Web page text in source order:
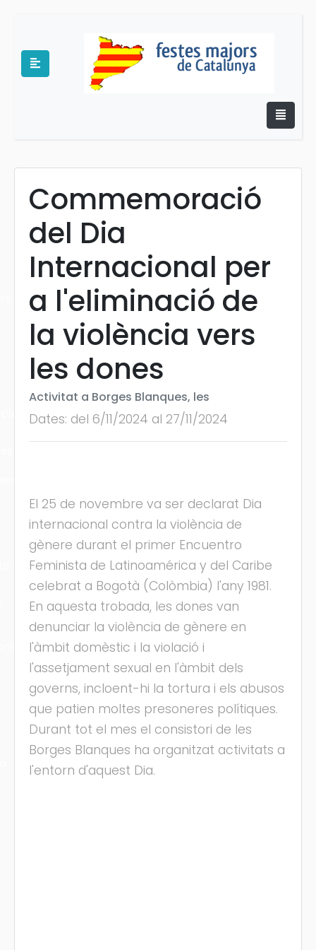
Commemoració
del Dia
Internacional per
a l'eliminació de
la violència vers
les dones
Activitat a Borges Blanques, les
Dates: del 6/11/2024 al 27/11/2024
El 25 de novembre va ser declarat Dia
internacional contra la violència de
gènere durant el primer Encuentro
Feminista de Latinoamérica y del Caribe
celebrat a Bogotà (Colòmbia) l'any 1981.
En aquesta trobada, les dones van
denunciar la violència de gènere en
l'àmbit domèstic i la violació i
l'assetjament sexual en l'àmbit dels
governs, incloent-hi la tortura i els abusos
que patien moltes presoneres polítiques.
Durant tot el mes el consistori de les
Borges Blanques ha organitzat activitats a
l'entorn d'aquest Dia.